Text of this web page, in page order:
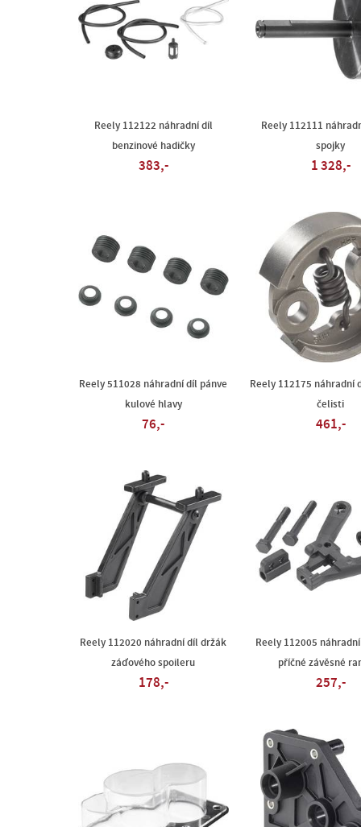
Reely 112122 náhradní díl
benzinové hadičky
383,-
Reely 112111
spojky
1 328,-
Reely 511028 náhradní díl pánve
kulové hlavy
76,-
Reely 112175 náhradní
čelisti
461,-
Reely 112020 náhradní díl držák
záďového spoileru
178,-
Reely 112005
příčné závěsné
257,-